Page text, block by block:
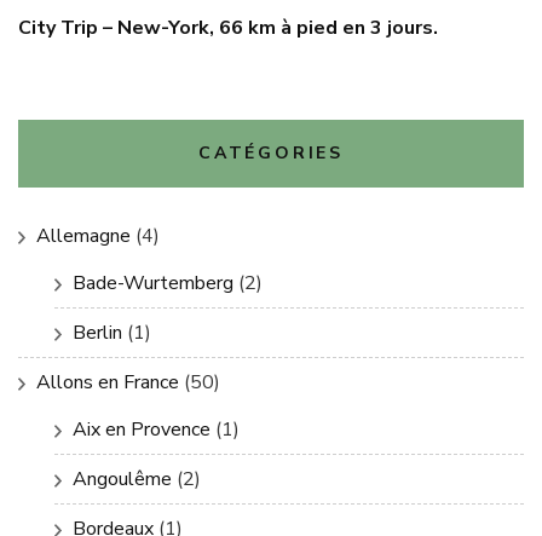
City Trip – New-York, 66 km à pied en 3 jours.
CATÉGORIES
Allemagne (4)
Bade-Wurtemberg (2)
Berlin (1)
Allons en France (50)
Aix en Provence (1)
Angoulême (2)
Bordeaux (1)